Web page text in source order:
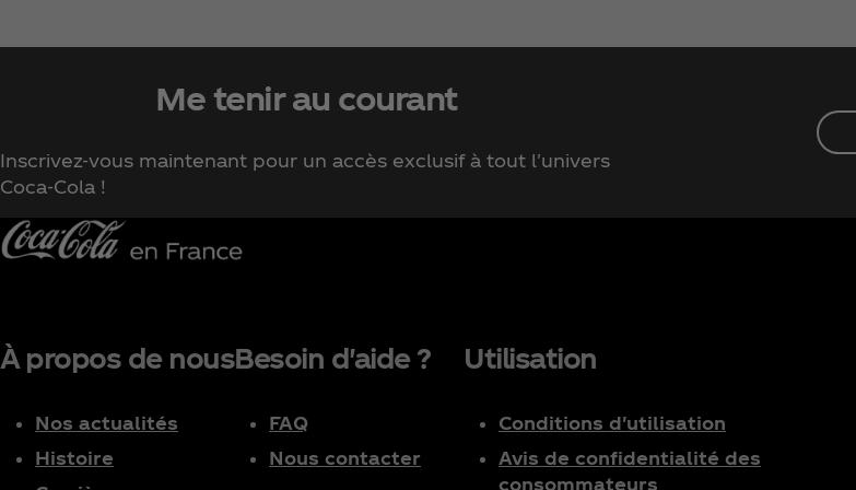
Me tenir au courant
Inscrivez-vous maintenant pour un accès exclusif à tout l'univers
Coca‑Cola !
À propos de nous
Nos actualités
Histoire
Besoin d'aide ?
FAQ
Nous contacter
Utilisation
Conditions d'utilisation
Avis de confidentialité des
consommateurs